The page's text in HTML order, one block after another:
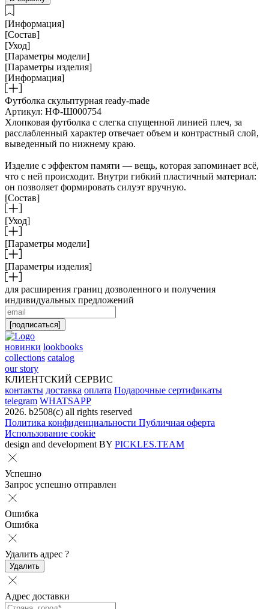
[Информация]
[Состав]
[Уход]
[Параметры модели]
[Параметры изделия]
[Информация]
Футболка скульптурная ready-made
Артикул: НФ-Ш000754
Хлопковая футболка с слегка спущенной линией плеч, за
расслабленный характер отвечает объем и контрастный слой,
выведенный по нижнему краю.
Изделие с эффектом памяти — вещь, которая запоминает всё,
что с ней происходит. Внутри гибкий пластичный материал:
он позволяет формировать силуэт вручную.
[Состав]
[Уход]
[Параметры модели]
[Параметры изделия]
для расширения границ дозволенного и получения
индивидуальных предложений
[подписаться]
новинки lookbooks
collections catalog
our story
КЛИЕНТСКИЙ СЕРВИС
контакты доставка оплата Подарочные сертификаты
telegram WHATSAPP
2026. b2508(с) all rights reserved
Политика конфиденциальности Публичная оферта
Использование cookie
design and development BY PICKLES.TEAM
Успешно
Запрос успешно отправлен
Ошибка
Ошибка
Удалить адрес ?
Удалить
Адрес доставки